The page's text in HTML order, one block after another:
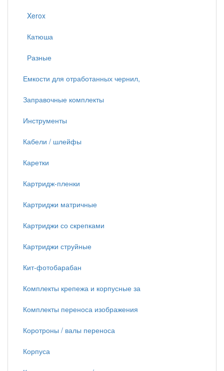
Xerox
Катюша
Разные
Емкости для отработанных чернил,
Заправочные комплекты
Инструменты
Кабели / шлейфы
Каретки
Картридж-пленки
Картриджи матричные
Картриджи со скрепками
Картриджи струйные
Кит-фотобарабан
Комплекты крепежа и корпусные за
Комплекты переноса изображения
Коротроны / валы переноса
Корпуса